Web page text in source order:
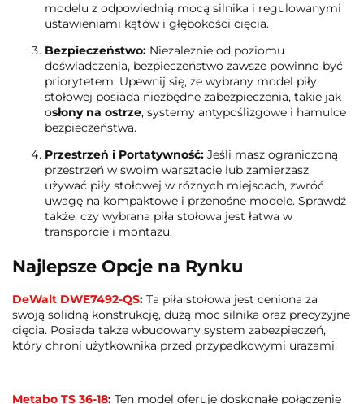
modelu z odpowiednią mocą silnika i regulowanymi
ustawieniami kątów i głębokości cięcia.
Bezpieczeństwo: Niezależnie od poziomu
doświadczenia, bezpieczeństwo zawsze powinno być
priorytetem. Upewnij się, że wybrany model piły
stołowej posiada niezbędne zabezpieczenia, takie jak
osłony na ostrze, systemy antypoślizgowe i hamulce
bezpieczeństwa.
Przestrzeń i Portatywność: Jeśli masz ograniczoną
przestrzeń w swoim warsztacie lub zamierzasz
używać piły stołowej w różnych miejscach, zwróć
uwagę na kompaktowe i przenośne modele. Sprawdź
także, czy wybrana piła stołowa jest łatwa w
transporcie i montażu.
Najlepsze Opcje na Rynku
DeWalt DWE7492-QS: Ta piła stołowa jest ceniona za
swoją solidną konstrukcję, dużą moc silnika oraz precyzyjne
cięcia. Posiada także wbudowany system zabezpieczeń,
który chroni użytkownika przed przypadkowymi urazami.
Metabo TS 36-18: Ten model oferuje doskonałe połączenie